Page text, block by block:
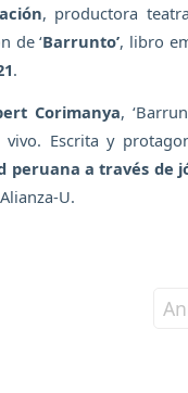
, productora
de ‘Barrunto’, libro
.
Corimanya,
Escrita y
peruana a través de
U.